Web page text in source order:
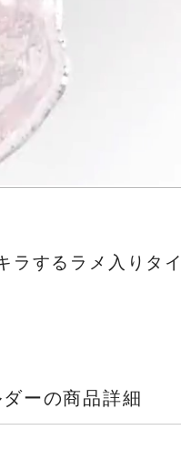
ラするラメ入りタ
ーの商品詳細